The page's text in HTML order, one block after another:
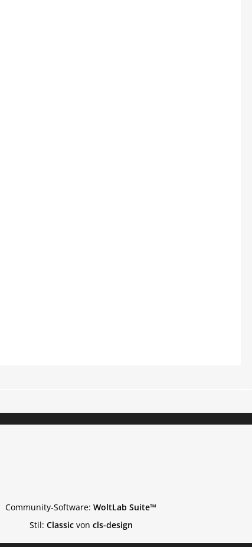
Community-Software: WoltLab Suite™
Stil: Classicvon cls-design